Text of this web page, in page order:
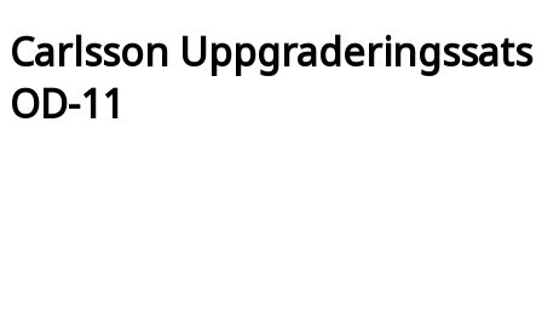
Carlsson Uppgraderingssats
OD-11